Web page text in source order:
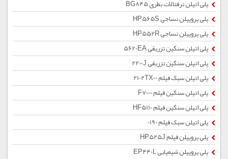
پلی اتیلن ترفتالات بطری BG845
پلی پروپیلن نساجی HP565S
پلی پروپیلن نساجی HP552R
پلی اتیلن سنگین تزریقی 5620EA
پلی اتیلن سنگین تزریقی 2200J
پلی اتیلن سبک فیلم 2102TX00
پلی اتیلن سنگین فیلم F7000
پلی اتیلن سنگین فیلم HF5110
پلی اتیلن سبک فیلم 0190
پلی پروپیلن فیلم HP525J
پلی پروپیلن شیمیایی EP440L